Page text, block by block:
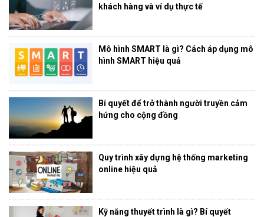
khách hàng và ví dụ thực tế
Mô hình SMART là gì? Cách áp dụng mô
hình SMART hiệu quả
Bí quyết để trở thành người truyền cảm
hứng cho cộng đồng
Quy trình xây dựng hệ thống marketing
online hiệu quả
Kỹ năng thuyết trình là gì? Bí quyết